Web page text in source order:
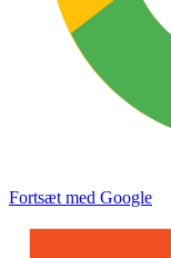
Fortsæt med Google